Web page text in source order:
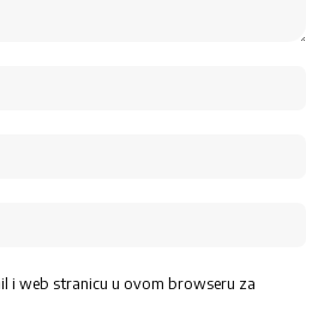
i web stranicu u ovom browseru za